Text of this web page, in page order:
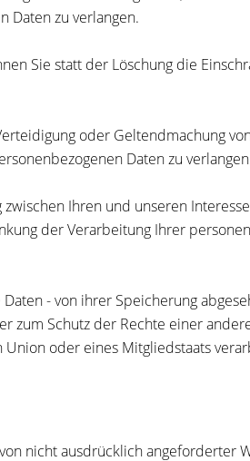
Daten zu verlangen.
Sie statt der Löschung die
oder Geltendmachung
Daten zu
Ihren und unseren
der Verarbeitung Ihrer
- von ihrer Speicherung
zum Schutz der Rechte einer
oder eines Mitgliedstaats
nicht ausdrücklich angeforderter